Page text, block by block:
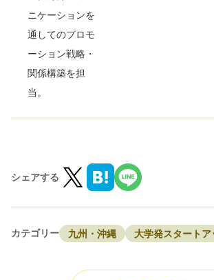
ニケーションを
通してのプロモ
ーション戦略・
関係構築を担
当。
シェアする
カテゴリー 九州・沖縄 大学発スタートア